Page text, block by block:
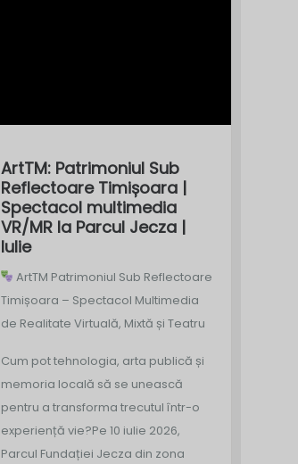
ArtTM: Patrimoniul Sub
Reflectoare Timișoara |
Spectacol multimedia
VR/MR la Parcul Jecza |
Iulie
ArtTM Patrimoniul Sub Reflectoare
Timișoara – Spectacol Multimedia
de Realitate Virtuală, Mixtă și Teatru
Cum pot tehnologia, arta publică și
memoria locală să se unească
pentru a transforma trecutul într-o
experiență vie?Pe 10 iulie 2026,
Parcul Fundației Jecza din zona